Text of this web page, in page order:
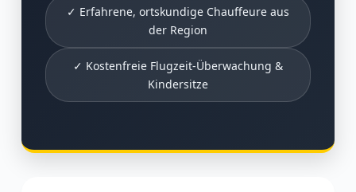
✓ Erfahrene, ortskundige Chauffeure aus
der Region
✓ Kostenfreie Flugzeit-Überwachung &
Kindersitze